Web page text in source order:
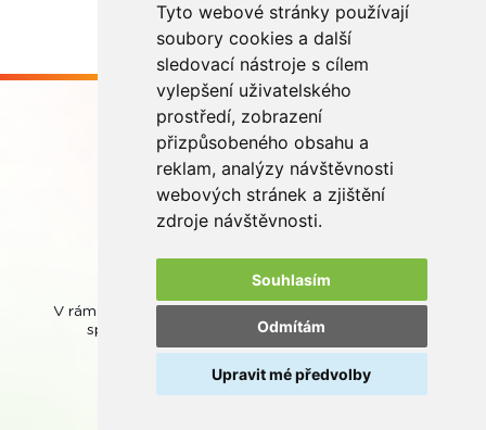
Tyto webové stránky používají
soubory cookies a další
sledovací nástroje s cílem
vylepšení uživatelského
prostředí, zobrazení
přizpůsobeného obsahu a
reklam, analýzy návštěvnosti
webových stránek a zjištění
zdroje návštěvnosti.
Souhlasím
Odmítám
Upravit mé předvolby
Buďme ve spojení
© REMA Systém
Nastavení cookies
Ochrana osobních údajů
V rámci zpětného odběru odpadních přenosných baterií
spolupracujeme se společnostíREMA Battery